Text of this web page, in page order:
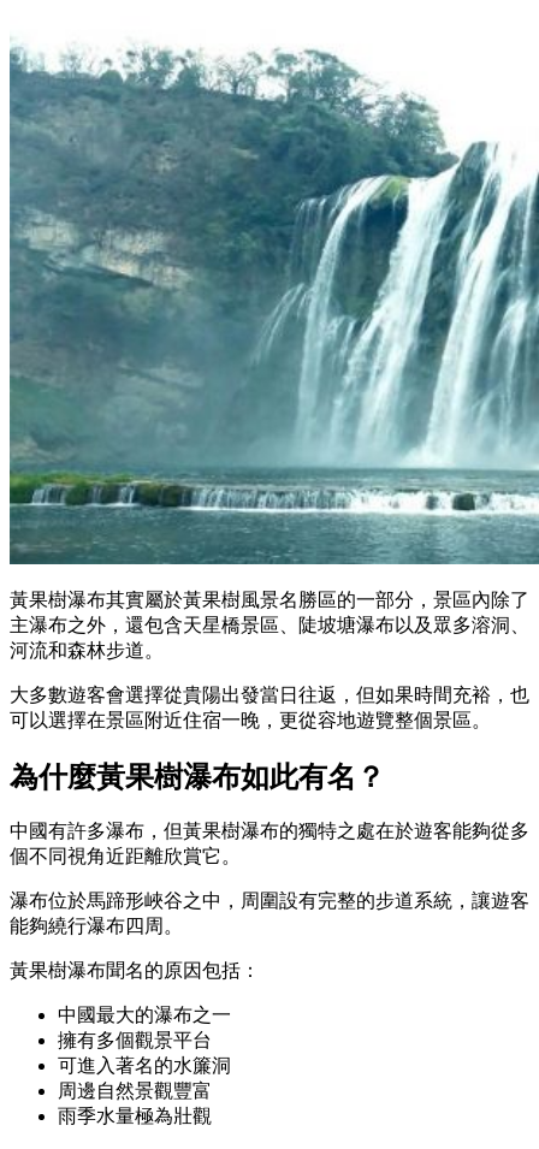
黃果樹瀑布其實屬於黃果樹風景名勝區的一部分，景區內除了
主瀑布之外，還包含天星橋景區、陡坡塘瀑布以及眾多溶洞、
河流和森林步道。
大多數遊客會選擇從貴陽出發當日往返，但如果時間充裕，也
可以選擇在景區附近住宿一晚，更從容地遊覽整個景區。
為什麼黃果樹瀑布如此有名？
中國有許多瀑布，但黃果樹瀑布的獨特之處在於遊客能夠從多
個不同視角近距離欣賞它。
瀑布位於馬蹄形峽谷之中，周圍設有完整的步道系統，讓遊客
能夠繞行瀑布四周。
黃果樹瀑布聞名的原因包括：
中國最大的瀑布之一
擁有多個觀景平台
可進入著名的水簾洞
周邊自然景觀豐富
雨季水量極為壯觀